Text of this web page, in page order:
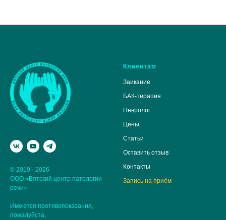
© 2019 - 2026
ООО «Вятский центр патологии
речи»
Имеются противопоказания,
пожалуйста,
Клиентам
Заикание
БАК-терапия
Невролог
Цены
Статьи
Оставить отзыв
Контакты
Запись на приём